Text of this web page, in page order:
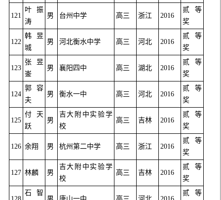
121
叶振
涛
男 台州中学 高三 浙江 2016
贰等
奖
122
韩昱
城
男 河北衡水中学 高三 河北 2016
贰等
奖
123
张昱
崟
男 襄阳四中 高三 湖北 2016
贰等
奖
124
郭容
夫
男 衡水一中 高三 河北 2016
贰等
奖
125
付天
跃
男
吉大附中实验学
校
高三 吉林 2016
贰等
奖
126 余翔 男 杭州第二中学 高三 浙江 2016
贰等
奖
127 林麟 男
吉大附中实验学
校
高三 吉林 2016
贰等
奖
石智
贰等